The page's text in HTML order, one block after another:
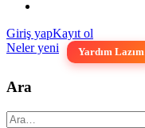
Giriş yapKayıt ol
Neler yeni
Yardım Lazım
Ara